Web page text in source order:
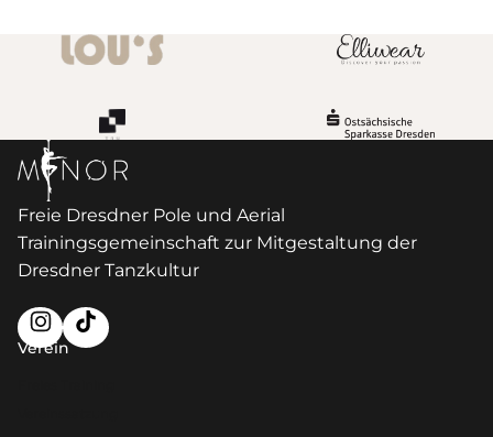
Freie Dresdner Pole und Aerial
Trainingsgemeinschaft zur Mitgestaltung der
Dresdner Tanzkultur
Verein